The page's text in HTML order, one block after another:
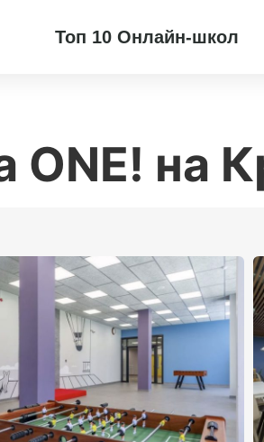
Топ 10 Онлайн-школ
ONE! на